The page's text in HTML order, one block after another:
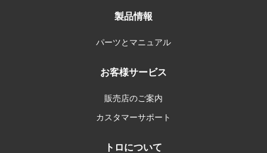
製品情報
パーツとマニュアル
お客様サービス
販売店のご案内
カスタマーサポート
トロについて